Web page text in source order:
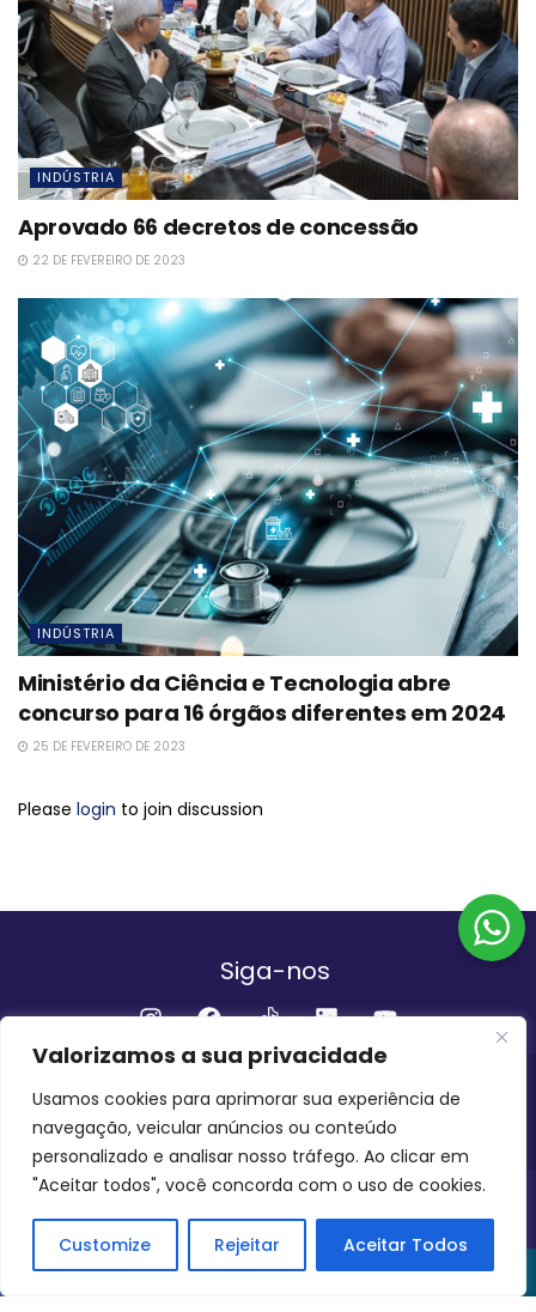
Valorizamos a sua privacidade
Usamos cookies para aprimorar sua experiência de
navegação, veicular anúncios ou conteúdo
personalizado e analisar nosso tráfego. Ao clicar em
"Aceitar todos", você concorda com o uso de cookies.
Customize Rejeitar Aceitar Todos
INDÚSTRIA
Aprovado 66 decretos de concessão
22 DE FEVEREIRO DE 2023
INDÚSTRIA
Ministério da Ciência e Tecnologia abre
concurso para 16 órgãos diferentes em 2024
25 DE FEVEREIRO DE 2023
Please login to join discussion
Siga-nos
Institucional
QUEM SOMOS FALE CONOSCO
INVEST AMAZÔNIA BRASIL
COPYRIGHT 2024 - 2026